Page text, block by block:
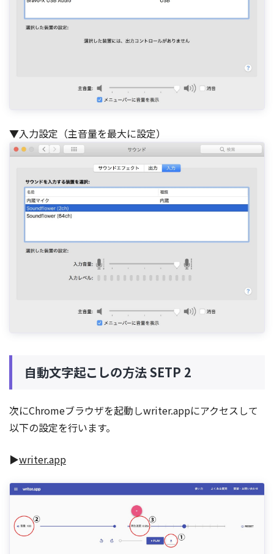
▼入力設定（主音量を最大に設定）
自動文字起こしの方法 SETP 2
次にChromeブラウザを起動しwriter.appにアクセスして
以下の設定を行います。
▶writer.app